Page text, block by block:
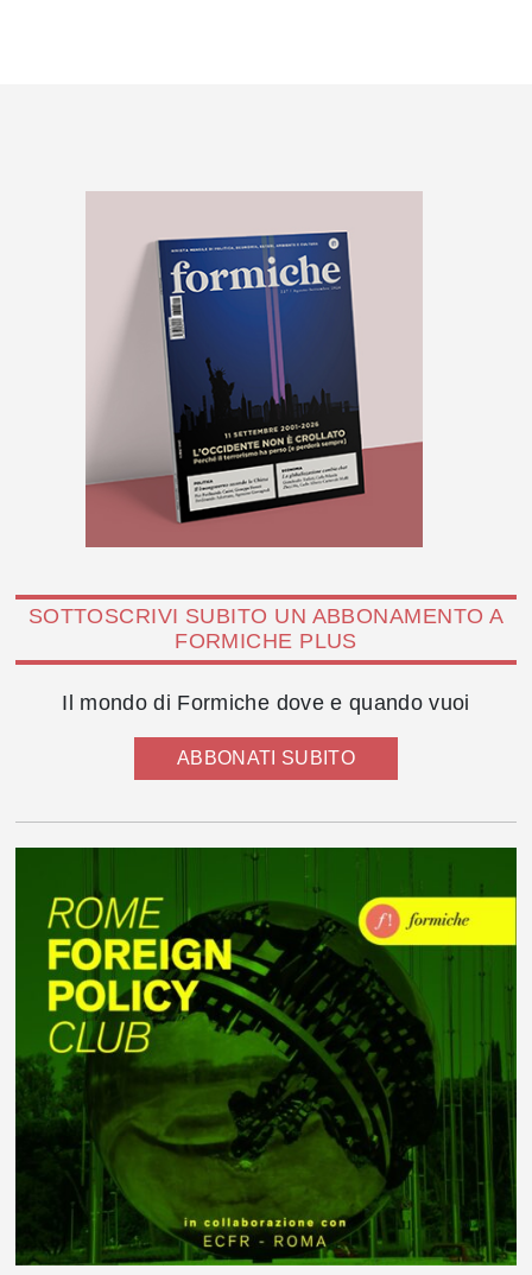
SOTTOSCRIVI SUBITO UN ABBONAMENTO A
FORMICHE PLUS
Il mondo di Formiche dove e quando vuoi
ABBONATI SUBITO